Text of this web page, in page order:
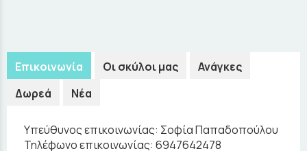
Επικοινωνία Οι σκύλοι μας
Ανάγκες
Δωρεά
Νέα
Υπεύθυνος επικοινωνίας: Σοφία Παπαδοπούλου
Τηλέφωνο επικοινωνίας: 6947642478